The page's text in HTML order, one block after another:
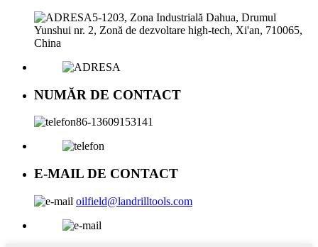
5-1203, Zona Industrială Dahua, Drumul
Yunshui nr. 2, Zonă de dezvoltare high-tech, Xi'an, 710065,
China
NUMĂR DE CONTACT
86-13609153141
E-MAIL DE CONTACT
oilfield@landrilltools.com